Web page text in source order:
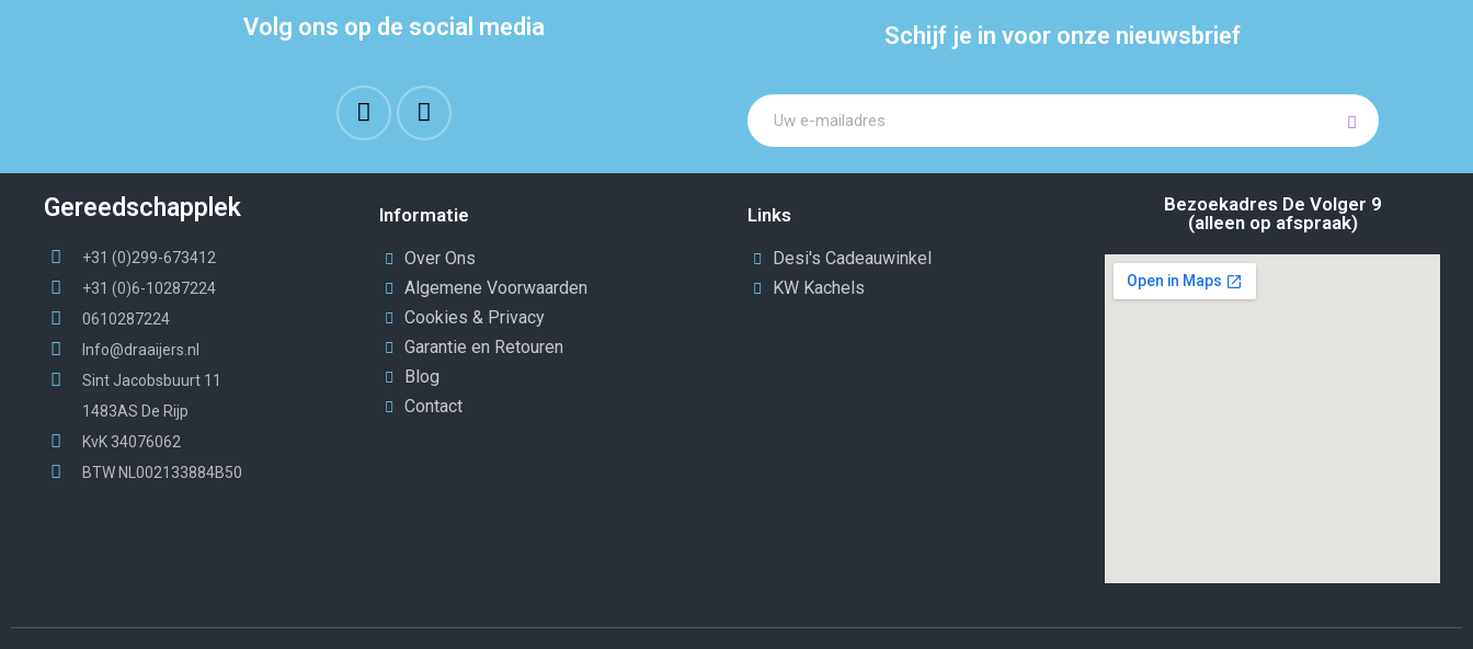
Volg ons op de social media Schijf je in voor onze nieuwsbrief
Gereedschapplek
+31 (0)299-673412
+31 (0)6-10287224
0610287224
Info@draaijers.nl
Sint Jacobsbuurt 11
1483AS De Rijp
KvK 34076062
BTW NL002133884B50
Informatie
Over Ons
Algemene Voorwaarden
Cookies & Privacy
Garantie en Retouren
Blog
Contact
Links
Desi's Cadeauwinkel
KW Kachels
Bezoekadres De Volger 9
(alleen op afspraak)